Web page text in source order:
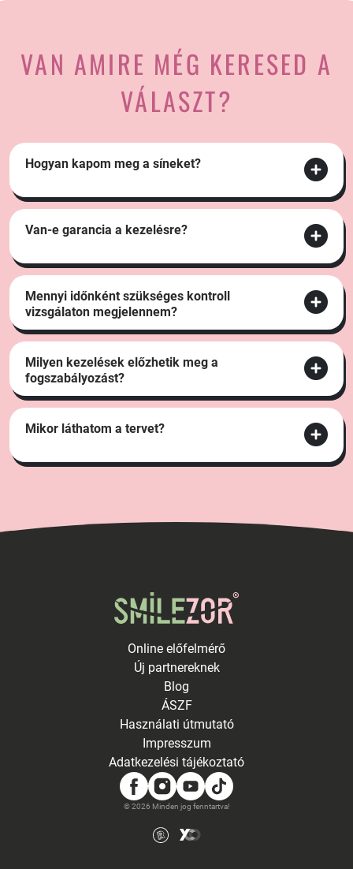
VAN AMIRE MÉG KERESED A
VÁLASZT?
Hogyan kapom meg a síneket?
Van-e garancia a kezelésre?
Mennyi időnként szükséges kontroll
vizsgálaton megjelennem?
Milyen kezelések előzhetik meg a
fogszabályozást?
Mikor láthatom a tervet?
Online előfelmérő
Új partnereknek
Blog
ÁSZF
Használati útmutató
Impresszum
Adatkezelési tájékoztató
© 2026 Minden jog fenntartva!